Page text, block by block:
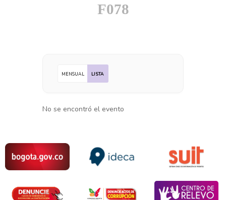
MENSUAL LISTA
No se encontró el evento